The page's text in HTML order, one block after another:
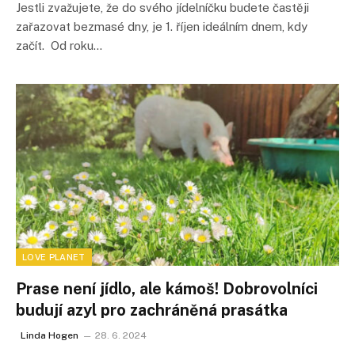
Jestli zvažujete, že do svého jídelníčku budete častěji
zařazovat bezmasé dny, je 1. říjen ideálním dnem, kdy
začít. Od roku…
LOVE PLANET
Prase není jídlo, ale kámoš! Dobrovolníci
budují azyl pro zachráněná prasátka
Linda Hogen 28. 6. 2024